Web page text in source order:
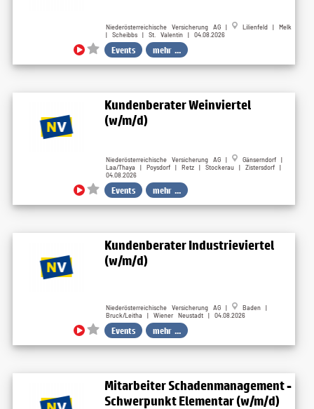
Niederösterreichische Versicherung AG |
Lilienfeld | Melk
| Scheibbs | St. Valentin | 04.08.2026
Events mehr ...
Kundenberater Weinviertel
(w/m/d)
Niederösterreichische Versicherung AG |
Gänserndorf |
Laa/Thaya | Poysdorf | Retz | Stockerau | Zistersdorf |
04.08.2026
Events mehr ...
Kundenberater Industrieviertel
(w/m/d)
Niederösterreichische Versicherung AG |
Baden |
Bruck/Leitha | Wiener Neustadt | 04.08.2026
Events mehr ...
Mitarbeiter Schadenmanagement -
Schwerpunkt Elementar (w/m/d)